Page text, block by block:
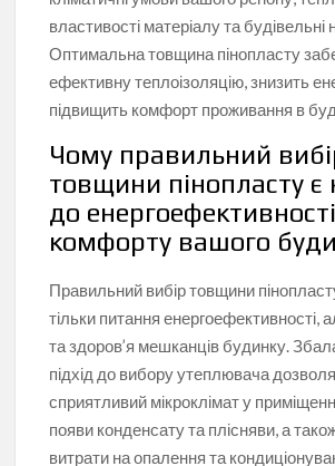
властивості матеріалу та будівельні
Оптимальна товщина пінопласту
ефективну теплоізоляцію, знизить
підвищить комфорт проживання в
Чому правильний
товщини пінопласту
до
комфорту вашого
Правильний вибір товщини
тільки питання енергоефективності,
та здоров’я мешканців будинку.
підхід до вибору утеплювача
сприятливий мікроклімат у
появи конденсату та плісняви, а
витрати на опалення та